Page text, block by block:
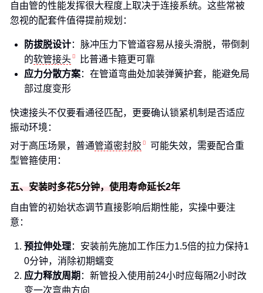
自由管的性能发挥很大程度上取决于连接系统。这些常被
忽视的配套件值得提前规划：
防拔脱设计：脉冲压力下管道容易从接头滑脱，带倒刺
的软管接头
比普通卡箍更可靠
应力分散方案：在管道弯曲处加装弹簧护套，能避免局
部过度变形
快速接头不仅要看通径匹配，更要确认锁紧机制是否适应
振动环境：
对于高压场景，普通管道密封胶
可能失效，需要配合重
型管箍使用：
五、安装时多花5分钟，使用寿命延长2年
自由管的初始状态调节直接影响后期性能，实操中要注
意：
预拉伸处理：安装前先施加工作压力1.5倍的拉力保持1
0分钟，消除初期蠕变
应力释放周期 ：新管投入使用前24小时应每隔2小时改
变一次弯曲方向